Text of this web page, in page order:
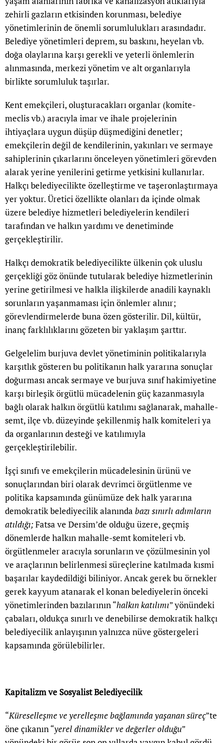
zehirli gazların etkisinden korunması, belediye
yönetimlerinin de önemli sorumlulukları arasındadır.
Belediye yönetimleri deprem, su baskını, heyelan vb.
doğa olaylarına karşı gerekli ve yeterli önlemlerin
alınmasında, merkezi yönetim ve alt organlarıyla
birlikte sorumluluk taşırlar.
Kent emekçileri, oluşturacakları organlar (komite-
meclis vb.) aracıyla imar ve ihale projelerinin
ihtiyaçlara uygun düşüp düşmediğini denetler;
emekçilerin değil de kendilerinin, yakınları ve sermaye
sahiplerinin çıkarlarını önceleyen yönetimleri görevden
alarak yerine yenilerini getirme yetkisini kullanırlar.
Halkçı belediyecilikte özelleştirme ve taşeronlaştırmaya
yer yoktur. Üretici özellikte olanları da içinde olmak
üzere belediye hizmetleri belediyelerin kendileri
tarafından ve halkın yardımı ve denetiminde
gerçekleştirilir.
Halkçı demokratik belediyecilikte ülkenin çok uluslu
gerçekliği göz önünde tutularak belediye hizmetlerinin
yerine getirilmesi ve halkla ilişkilerde anadili kaynaklı
sorunların yaşanmaması için önlemler alınır;
görevlendirmelerde buna özen gösterilir. Dil, kültür,
inanç farklılıklarını gözeten bir yaklaşım şarttır.
Gelgelelim burjuva devlet yönetiminin politikalarıyla
karşıtlık gösteren bu politikanın halk yararına sonuçlar
doğurması ancak sermaye ve burjuva sınıf hakimiyetine
karşı birleşik örgütlü mücadelenin güç kazanmasıyla
bağlı olarak halkın örgütlü katılımı sağlanarak, mahalle-
semt, ilçe vb. düzeyinde şekillenmiş halk komiteleri ya
da organlarının desteği ve katılımıyla
gerçekleştirilebilir.
İşçi sınıfı ve emekçilerin mücadelesinin ürünü ve
sonuçlarından biri olarak devrimci örgütlenme ve
politika kapsamında günümüze dek halk yararına
demokratik belediyecilik alanında bazı sınırlı adımların
atıldığı;Fatsa ve Dersim’de olduğu üzere, geçmiş
dönemlerde halkın mahalle-semt komiteleri vb.
örgütlenmeler aracıyla sorunların ve çözülmesinin yol
ve araçlarının belirlenmesi süreçlerine katılmada kısmi
başarılar kaydedildiği biliniyor. Ancak gerek bu örnekler
gerek kayyum atanarak el konan belediyelerin önceki
yönetimlerinden bazılarının “halkın katılımı” yönündeki
çabaları, oldukça sınırlı ve denebilirse demokratik halkçı
belediyecilik anlayışının yalnızca nüve göstergeleri
kapsamında görülebilirler.
Kapitalizm ve Sosyalist Belediyecilik
“Küreselleşme ve yerelleşme bağlamında yaşanan süreç”te
öne çıkanın “yerel dinamikler ve değerler olduğu”